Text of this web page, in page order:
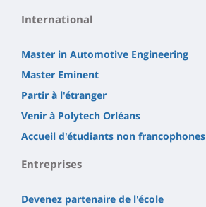
International
Master in Automotive Engineering
Master Eminent
Partir à l'étranger
Venir à Polytech Orléans
Accueil d'étudiants non francophones
Entreprises
Devenez partenaire de l'école